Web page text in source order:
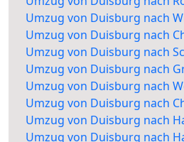
Umzug von Duisburg nach
Umzug von Duisburg nach
Umzug von Duisburg nach
Umzug von Duisburg nach
Umzug von Duisburg nach
Umzug von Duisburg nach
Umzug von Duisburg nach
Umzug von Duisburg nach